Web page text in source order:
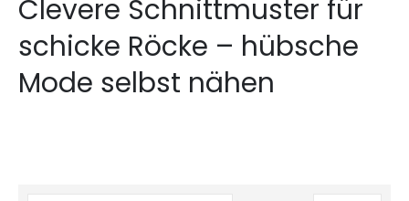
Clevere Schnittmuster für
schicke Röcke – hübsche
Mode selbst nähen